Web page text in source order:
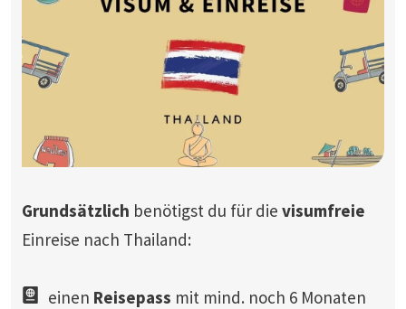
Grundsätzlich benötigst du für die visumfreie
Einreise nach Thailand:
einen Reisepass mit mind. noch 6 Monaten